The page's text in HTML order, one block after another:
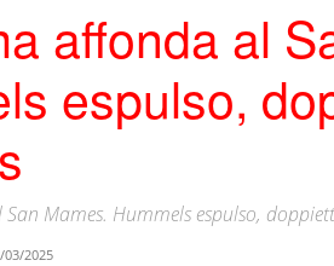
affonda al
espulso,
Mames. Hummels espulso,
03/2025